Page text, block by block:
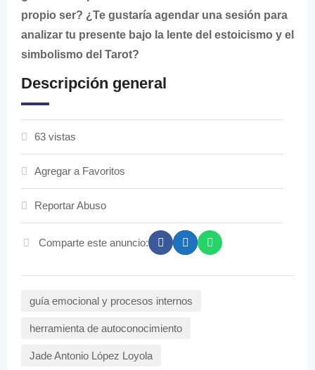
propio ser? ¿Te gustaría agendar una sesión para
analizar tu presente bajo la lente del estoicismo y el
simbolismo del Tarot?
Descripción general
63 vistas
Agregar a Favoritos
Reportar Abuso
Comparte este anuncio:
guía emocional y procesos internos
herramienta de autoconocimiento
Jade Antonio López Loyola